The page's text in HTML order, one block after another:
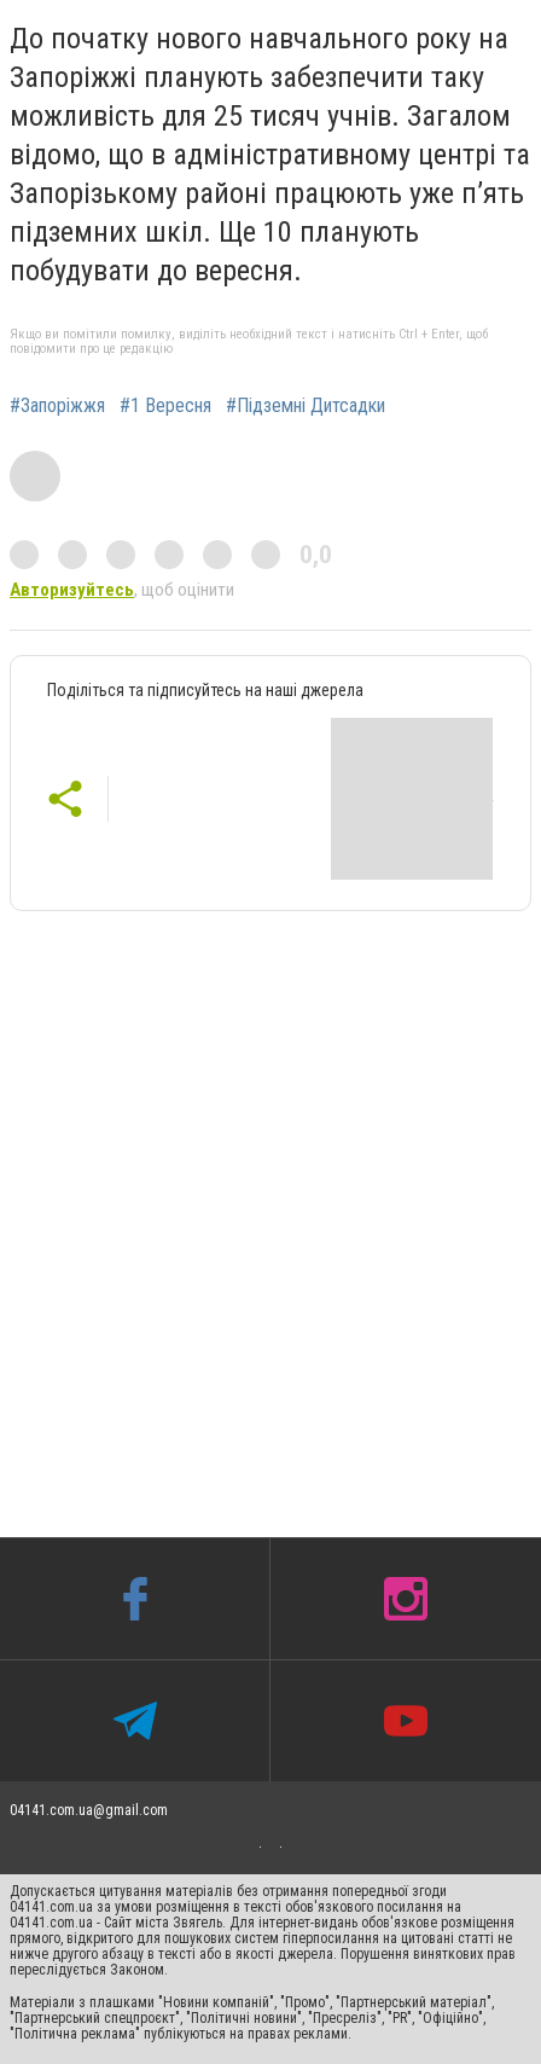
До початку нового навчального року на
Запоріжжі планують забезпечити таку
можливість для 25 тисяч учнів. Загалом
відомо, що в адміністративному центрі та
Запорізькому районі працюють уже п’ять
підземних шкіл. Ще 10 планують
побудувати до вересня.
Якщо ви помітили помилку, виділіть необхідний текст і натисніть Ctrl + Enter, щоб
повідомити про це редакцію
#Запоріжжя #1 Вересня #Підземні Дитсадки
0,0
Авторизуйтесь, щоб оцінити
Поділіться та підписуйтесь на наші джерела
04141.com.ua@gmail.com
Допускається цитування матеріалів без отримання попередньої згоди
04141.com.ua за умови розміщення в тексті обов'язкового посилання на
04141.com.ua - Сайт міста Звягель. Для інтернет-видань обов'язкове розміщення
прямого, відкритого для пошукових систем гіперпосилання на цитовані статті не
нижче другого абзацу в тексті або в якості джерела. Порушення виняткових прав
переслідується Законом.
Матеріали з плашками "Новини компаній", "Промо", "Партнерський матеріал",
"Партнерський спецпроєкт", "Політичні новини", "Пресреліз", "PR", "Офіційно",
"Політична реклама" публікуються на правах реклами.